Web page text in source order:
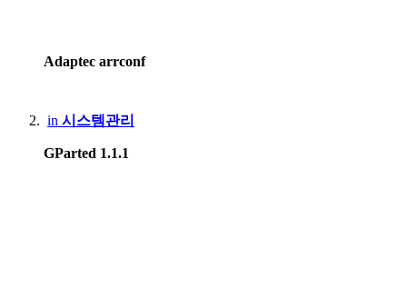
Apple iPhone 12
Adaptec arrconf
in 시스템관리
GParted 1.1.1